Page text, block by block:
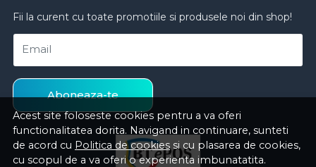
Acest site foloseste cookies pentru a va oferi
functionalitatea dorita. Navigand in continuare, sunteti
de acord cu Politica de cookies si cu plasarea de cookies,
cu scopul de a va oferi o experienta imbunatatita.
Fii la curent cu toate promotiile si produsele noi din shop!
Email
Aboneaza-te